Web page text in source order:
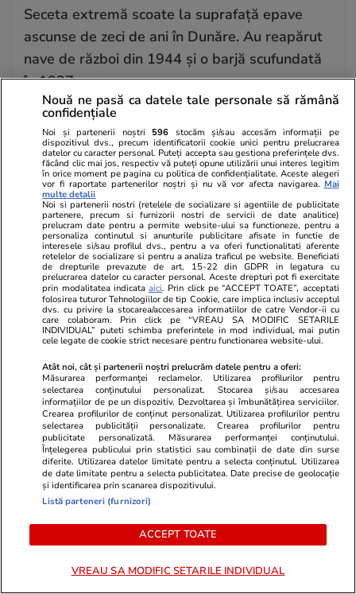
Seceta extremă scoate la suprafață epave
ascunse de zeci de ani în Dunăre. Au reapărut
nave de război din 1944 și o barjă scufundată
în 1937
Știri România 18:34
Rezultatele loto din 30 iulie 2026. Numerele
câștigătoare extrase joi
Lifestyle 17:29
Postul Sfintei Mării – Postul
Adormirii Maicii Domnului. Ce se
mănâncă în post
Lifestyle
Ce este
gătește
Nouă ne pasă ca datele tale personale să rămână
confidențiale
Noi și partenerii noștri 596 stocăm și/sau accesăm informații pe
dispozitivul dvs., precum identificatorii cookie unici pentru prelucrarea
datelor cu caracter personal. Puteți accepta sau gestiona preferințele dvs.
făcând clic mai jos, respectiv vă puteți opune utilizării unui interes legitim
în orice moment pe pagina cu politica de confidențialitate. Aceste alegeri
vor fi raportate partenerilor noștri și nu vă vor afecta navigarea. Mai
multe detalii
Noi si partenerii nostri (retelele de socializare si agentiile de publicitate
partenere, precum si furnizorii nostri de servicii de date analitice)
prelucram date pentru a permite website-ului sa functioneze, pentru a
personaliza continutul si anunturile publicitare afisate in functie de
interesele si/sau profilul dvs., pentru a va oferi functionalitati aferente
retelelor de socializare si pentru a analiza traficul pe website. Beneficiati
de drepturile prevazute de art. 15-22 din GDPR in legatura cu
prelucrarea datelor cu caracter personal. Aceste drepturi pot fi exercitate
prin modalitatea indicataaici. Prin click pe “ACCEPT TOATE”, acceptati
folosirea tuturor Tehnologiilor de tip Cookie, care implica inclusiv acceptul
dvs. cu privire la stocarea/accesarea informatiilor de catre Vendor-ii cu
care colaboram. Prin click pe “VREAU SA MODIFIC SETARILE
INDIVIDUAL” puteti schimba preferintele in mod individual, mai putin
cele legate de cookie strict necesare pentru functionarea website-ului.
Atât noi, cât și partenerii noștri prelucrăm datele pentru a oferi:
Măsurarea performanței reclamelor. Utilizarea profilurilor pentru
selectarea conținutului personalizat. Stocarea și/sau accesarea
informațiilor de pe un dispozitiv. Dezvoltarea și îmbunătățirea serviciilor.
Crearea profilurilor de conținut personalizat. Utilizarea profilurilor pentru
selectarea publicității personalizate. Crearea profilurilor pentru
publicitate personalizată. Măsurarea performanței conținutului.
Înțelegerea publicului prin statistici sau combinații de date din surse
diferite. Utilizarea datelor limitate pentru a selecta conținutul. Utilizarea
de date limitate pentru a selecta publicitatea. Date precise de geolocație
și identificarea prin scanarea dispozitivului.
Listă parteneri (furnizori)
ACCEPT TOATE
VREAU SA MODIFIC SETARILE INDIVIDUAL